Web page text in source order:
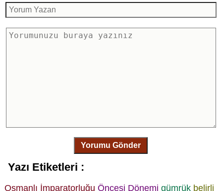
Yorumu Gönder
Yazı Etiketleri :
Osmanlı İmparatorluğu Öncesi Dönemi gümrük belirli